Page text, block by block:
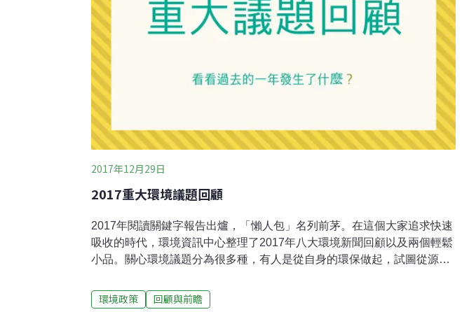
2017年12月29日
2017重大環境議題回顧
2017年閱讀關鍵字報告出爐，「懶人包」名列前茅。在這個大家追求快速
吸收的時代，環境資訊中心整理了2017年八大環境新聞回顧以及兩個輕鬆
小品。關心環境議題分為很多種，有人是從自身的環保做起，試圖從源頭
壞，不得不走上街頭。2017年，許多體制外的努力都走向了體制內的改
革，環評法、礦業法的修正草案辦完公聽會，離三讀通過還有多遠？藍綠
環境政策 回顧與前瞻